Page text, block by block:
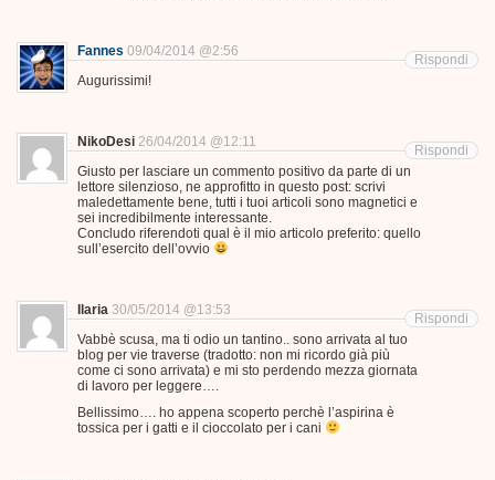
Fannes 09/04/2014 @2:56
Augurissimi!
Rispondi
NikoDesi 26/04/2014 @12:11
Giusto per lasciare un commento positivo da parte di un
lettore silenzioso, ne approfitto in questo post: scrivi
maledettamente bene, tutti i tuoi articoli sono magnetici e
sei incredibilmente interessante.
Concludo riferendoti qual è il mio articolo preferito: quello
sull’esercito dell’ovvio
Rispondi
Ilaria 30/05/2014 @13:53
Vabbè scusa, ma ti odio un tantino.. sono arrivata al tuo
blog per vie traverse (tradotto: non mi ricordo già più
come ci sono arrivata) e mi sto perdendo mezza giornata
di lavoro per leggere….
Bellissimo…. ho appena scoperto perchè l’aspirina è
tossica per i gatti e il cioccolato per i cani
Rispondi